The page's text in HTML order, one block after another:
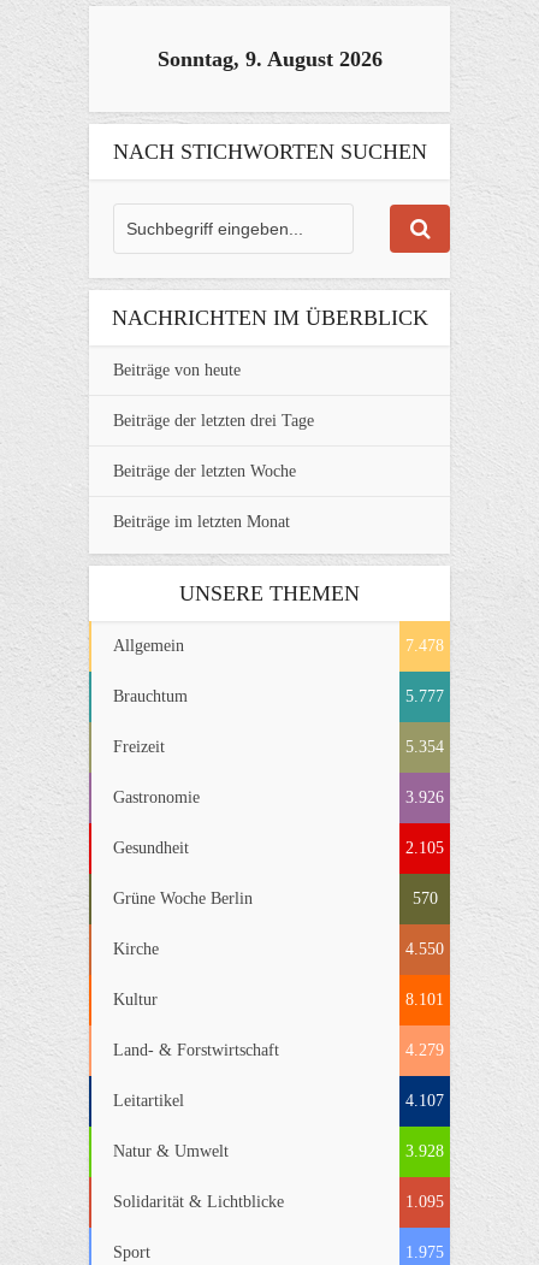
Sonntag, 9. August 2026
NACH STICHWORTEN SUCHEN
NACHRICHTEN IM ÜBERBLICK
Beiträge von heute
Beiträge der letzten drei Tage
Beiträge der letzten Woche
Beiträge im letzten Monat
UNSERE THEMEN
Allgemein 7.478
Brauchtum 5.777
Freizeit 5.354
Gastronomie 3.926
Gesundheit 2.105
Grüne Woche Berlin 570
Kirche 4.550
Kultur 8.101
Land- & Forstwirtschaft 4.279
Leitartikel 4.107
Natur & Umwelt 3.928
Solidarität & Lichtblicke 1.095
Sport 1.975